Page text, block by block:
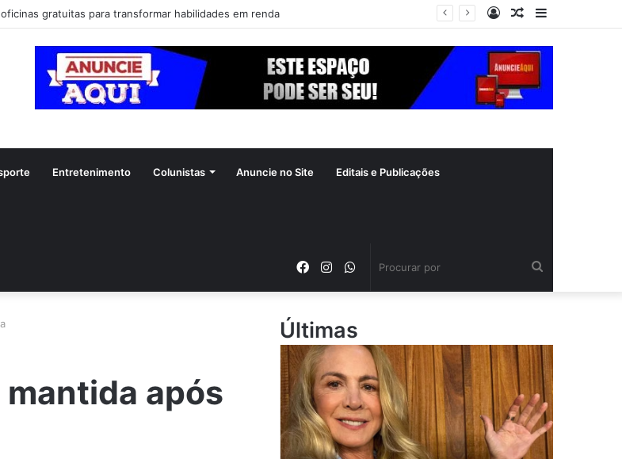
gratuitas para transformar habilidades em renda
Barra
Artigo
Entrar
Entretenimento Colunistas Anuncie no Site Editais e Publicações
WhatsApp
Instagram
Facebook
após
Últimas